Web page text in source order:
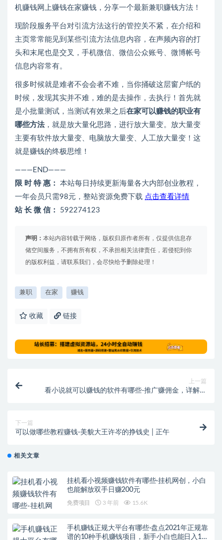
机赚钱网上赚钱在家赚钱，分享一个最新兼职赚钱方法！
现阶段服务平台对引流方法这行的管控关不紧，在介绍和
主页常常能见到某些引流方法信息内容，在声频內容的打
头和末尾也是交叉，手机微信、微信公众账号、微博帐号
信息内容常有。
很多时候就是难者不会会者不难，当你捅破这层窗户纸的
时候，发现其实并不难，难的是去操作，去执行！首先就
是小批量测试，当测试有效果之后在家可以赚钱的职业有
哪些方法，就是放大量化思路，进行放大量变。放大量变
主要有软件放大量变、电脑放大量变、人工放大量变！这
就是赚钱的终极思维！
———END———
限 时 特 惠： 本站每日持续更新海量各大内部创业教程，
一年会员只需98元，整站资源免费下载 点击查看详情
站 长 微 信： 592274123
声明： 本站内容转载于网络，版权归原作者所有，仅提供信息存
储空间服务，不拥有所有权，不承担相关法律责任，若侵犯到你
的版权利益，请联系我们，会尽快给予删除处理！
兼职 在家 赚钱
收藏 链接
上一篇
看小说就可以赚钱的软件有哪些-推广赚佣金，详解小
下一篇
可以做哪些教程赚钱-美貌大王许岑的挣钱史 | 正午
相关文章
挂机看小视频赚钱软件有哪些-挂机网创，小白
也能解放双手日赚200元
免费项目 3 年前 15.6K
手机赚钱正规大平台有哪些-盘点2021年正规靠
谱的10种手机赚钱项目，新手小白也能日入100